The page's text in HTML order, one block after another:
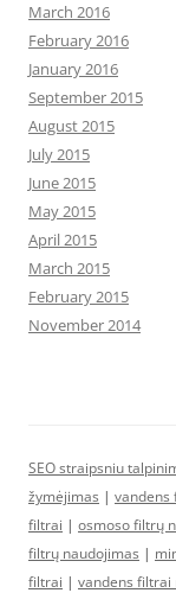
March 2016
February 2016
January 2016
September 2015
August 2015
July 2015
June 2015
May 2015
April 2015
March 2015
February 2015
November 2014
SEO straipsniu
žymėjimas | vandens
filtrai | osmoso filtrų
filtrų naudojimas |
filtrai | vandens filtrai